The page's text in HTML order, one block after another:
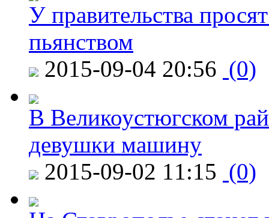
У правительства
пьянством
2015-09-04 20:56 (0)
В Великоустюгском
девушки машину
2015-09-02 11:15 (0)